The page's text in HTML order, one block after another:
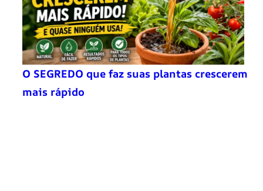
O SEGREDO que faz suas plantas crescerem
mais rápido